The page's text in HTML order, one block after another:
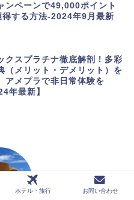
ンペーンで49,000ポイント
得する方法-2024年9月最新
クスプラチナ徹底解剖！多彩
（メリット・デメリット）を
アメプラで非日常体験を
年最新】
ホテル・旅行 お問い合わせ